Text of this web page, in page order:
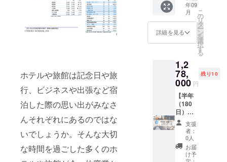
ホテルや旅館は記念日や旅
行、ビジネスや出張など宿
泊した際の思い出がみなさ
んそれぞれにあるのではな
いでしょうか。そんな大切
な時間を過ごした多くのホ
問い合
わせく
ださ
い。 ※
客室タ
イプに
て、ホ
テルカ
テゴリ
が変わ
るた
め、宿
泊申し
込み時
にお問
い合わ
せくだ
さい。
●VILLA
KOSHI
DO
KOTONI
●HOTE
L
BIRD
OKU-
ASAKU
SA ●浅
草橋ベ
ルモン
トホテ
ル ●イ
ビス大
阪梅田
●イビス
スタイ
泊、10
泊プラ
ンが対
象）の
販売と
なりま
際の宿
泊プラ
ン料金
は、HP
をご確
認くだ
さい
す。 ※
一部最
低宿泊
日数の
設定が
あるお
ござい
ますの
で別途
ご案内
致しま
す。 利
用可能
ホテル
数：15
利用可
能なお
部屋の
アムプ
ラン該
当のお
部屋の
中から
お好き
屋に50
泊宿泊
してい
ただけ
ます。
※連泊・
1泊ずつ
分けて
のご利
用いず
れも可
能で
年09
月
詳細を見る
こ
の
リ
タ
ー
ン
を
選
択
す
る
1,2
78,
000 円
残り10
【半年
（180
日）使
い放題
プラ
ン：ス
タン
ダー
支援
者：
0人
お届
け予